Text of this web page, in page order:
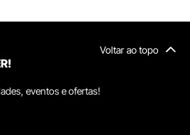
Voltar ao topo
eventos e ofertas!